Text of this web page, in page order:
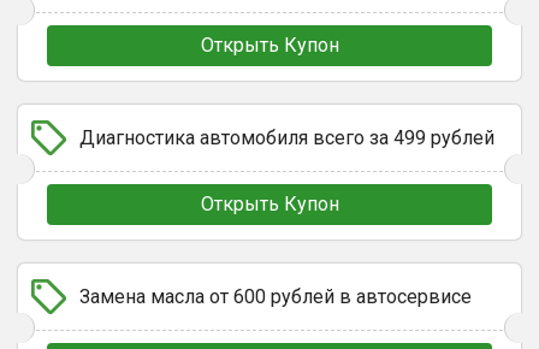
Открыть Купон
Диагностика автомобиля всего за 499 рублей
Открыть Купон
Замена масла от 600 рублей в автосервисе